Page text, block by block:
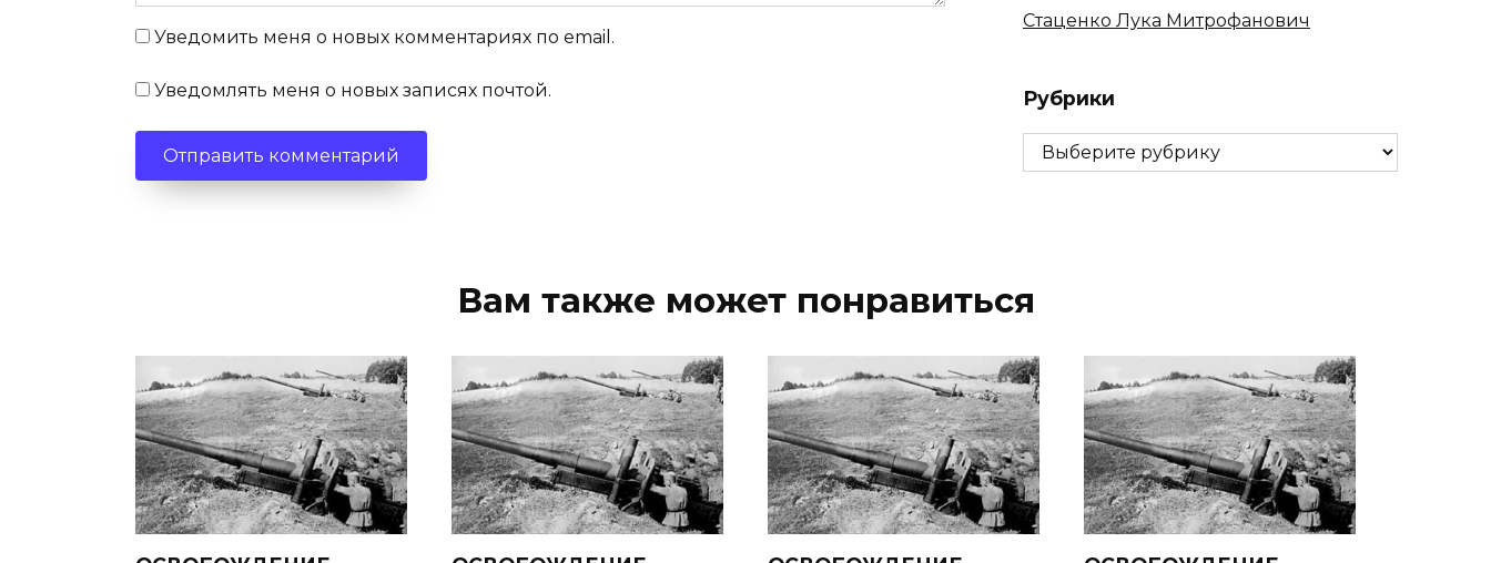
Уведомить меня о новых комментариях по email.
Уведомлять меня о новых записях почтой.
Стаценко Лука Митрофанович
Рубрики
Рубрики
Вам также может понравиться